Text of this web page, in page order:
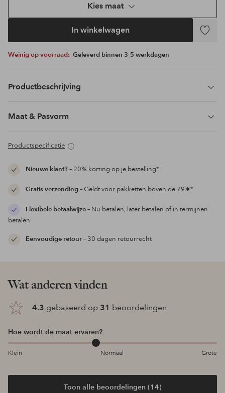
Kies maat
In winkelwagen
Weinig op voorraad: Geleverd binnen 3-5 werkdagen
Productbeschrijving
Maat & Pasvorm
Productspecificatie
Nieuwe klant?– 20% korting op je bestelling*
Gratis verzending– Geldt voor pakketten boven de 79 €*
Flexibele betaalwijze– Nu betalen, later betalen of in termijnen
betalen
Eenvoudige retour– 30 dagen retourrecht
Wat anderen vinden
4.3 gebaseerd op 31 beoordelingen
Hoe wordt de maat ervaren?
Klein Normaal Grote
Toon alle beoordelingen (14)